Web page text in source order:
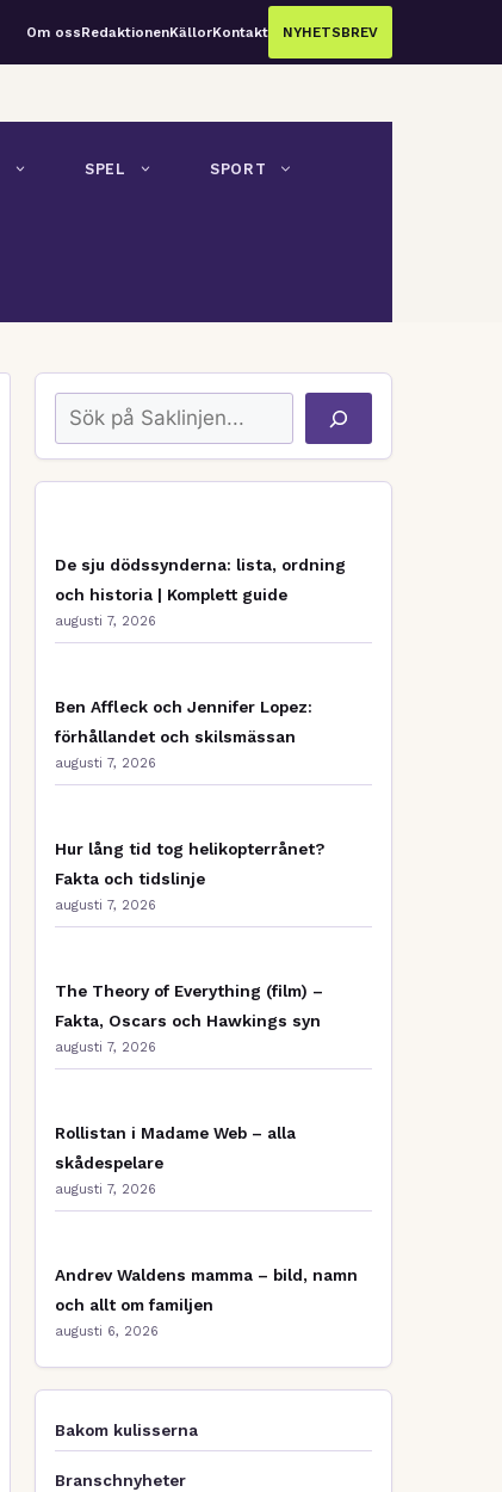
Om ossRedaktionenKällorKontakt NYHETSBREV
SPEL SPORT
Sök
De sju dödssynderna: lista, ordning
och historia | Komplett guide
augusti 7, 2026
Ben Affleck och Jennifer Lopez:
förhållandet och skilsmässan
augusti 7, 2026
Hur lång tid tog helikopterrånet?
Fakta och tidslinje
augusti 7, 2026
The Theory of Everything (film) –
Fakta, Oscars och Hawkings syn
augusti 7, 2026
Rollistan i Madame Web – alla
skådespelare
augusti 7, 2026
Andrev Waldens mamma – bild, namn
och allt om familjen
augusti 6, 2026
Bakom kulisserna
Branschnyheter